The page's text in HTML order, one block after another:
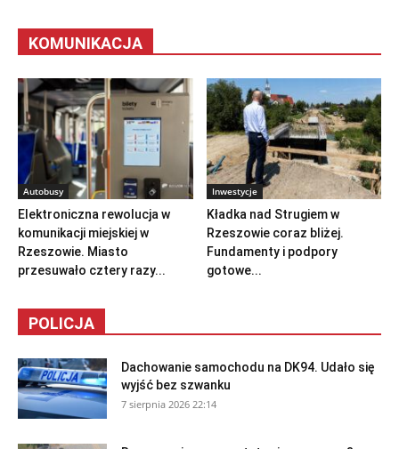
KOMUNIKACJA
Autobusy
Elektroniczna rewolucja w
komunikacji miejskiej w
Rzeszowie. Miasto
przesuwało cztery razy...
Inwestycje
Kładka nad Strugiem w
Rzeszowie coraz bliżej.
Fundamenty i podpory
gotowe...
POLICJA
Dachowanie samochodu na DK94. Udało się
wyjść bez szwanku
7 sierpnia 2026 22:14